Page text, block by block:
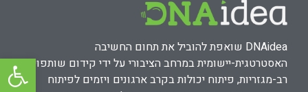
פתח
DNAidea שואפת להוביל את תחום החשיבה
האסטרטגית-יישומית במרחב הציבורי על ידי קידום שותפויות
רב-מגזריות, פיתוח יכולות בקרב ארגונים ויזמים לפיתוח